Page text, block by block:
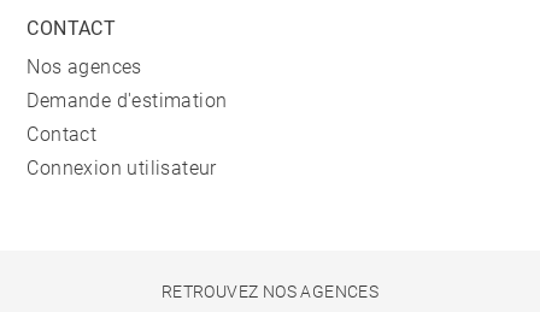
CONTACT
Nos agences
Demande d'estimation
Contact
Connexion utilisateur
RETROUVEZ NOS AGENCES